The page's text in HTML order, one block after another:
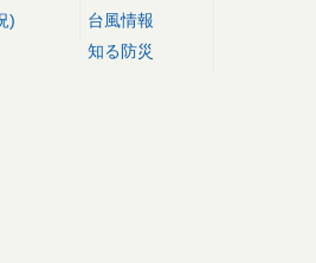
)
台風情報
知る防災